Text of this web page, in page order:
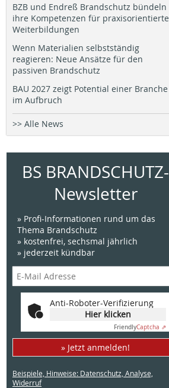
BZB und Endreß Brandschutz bündeln
ihre Kompetenzen für praxisorientierte
Weiterbildungen
Wenn Materialien selbstständig
reagieren: Neue Ansätze für den
passiven Brandschutz
BAU 2027 zeigt Potential einer Branche
im Aufbruch
>> Alle News
BS BRANDSCHUTZ-
Newsletter
» Profi-Informationen rund um das
Thema Brandschutz
» kostenfrei, sechsmal jährlich
» jederzeit kündbar
Anti-Roboter-Verifizierung
Hier klicken
FriendlyCaptcha ⇗
» Jetzt anmelden!
Beispiele, Hinweise: Datenschutz, Analyse,
Widerruf